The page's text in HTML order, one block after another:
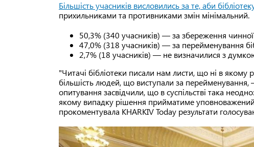
Більшість учасників висловились за те, аби
прихильниками та противниками змін мінімальний.
50,3% (340 учасників) — за збереження чинної
47,0% (318 учасників) — за перейменування
2,7% (18 учасників) — не визначилися з
"Читачі бібліотеки писали нам листи, що ні в
більшість людей, що виступали за
опитування засвідчили, що в суспільстві така
якому випадку рішення прийматиме
прокоментувала KHARKIV Today результати